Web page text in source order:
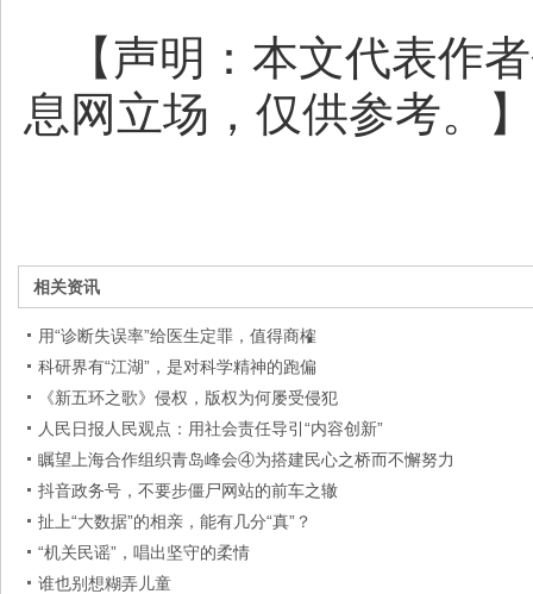
【声明：本文代表作
息网立场，仅供参考。】
相关资讯
用“诊断失误率”给医生定罪，值得商榷
科研界有“江湖”，是对科学精神的跑偏
《新五环之歌》侵权，版权为何屡受侵犯
人民日报人民观点：用社会责任导引“内容创新”
瞩望上海合作组织青岛峰会④为搭建民心之桥而不懈努力
抖音政务号，不要步僵尸网站的前车之辙
扯上“大数据”的相亲，能有几分“真”？
“机关民谣”，唱出坚守的柔情
谁也别想糊弄儿童